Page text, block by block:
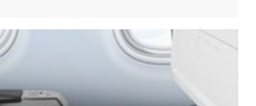
ja vaihtoehtoja lastenvaunuille